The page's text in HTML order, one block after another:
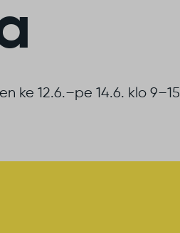
ke 12.6.–pe 14.6. klo 9–15